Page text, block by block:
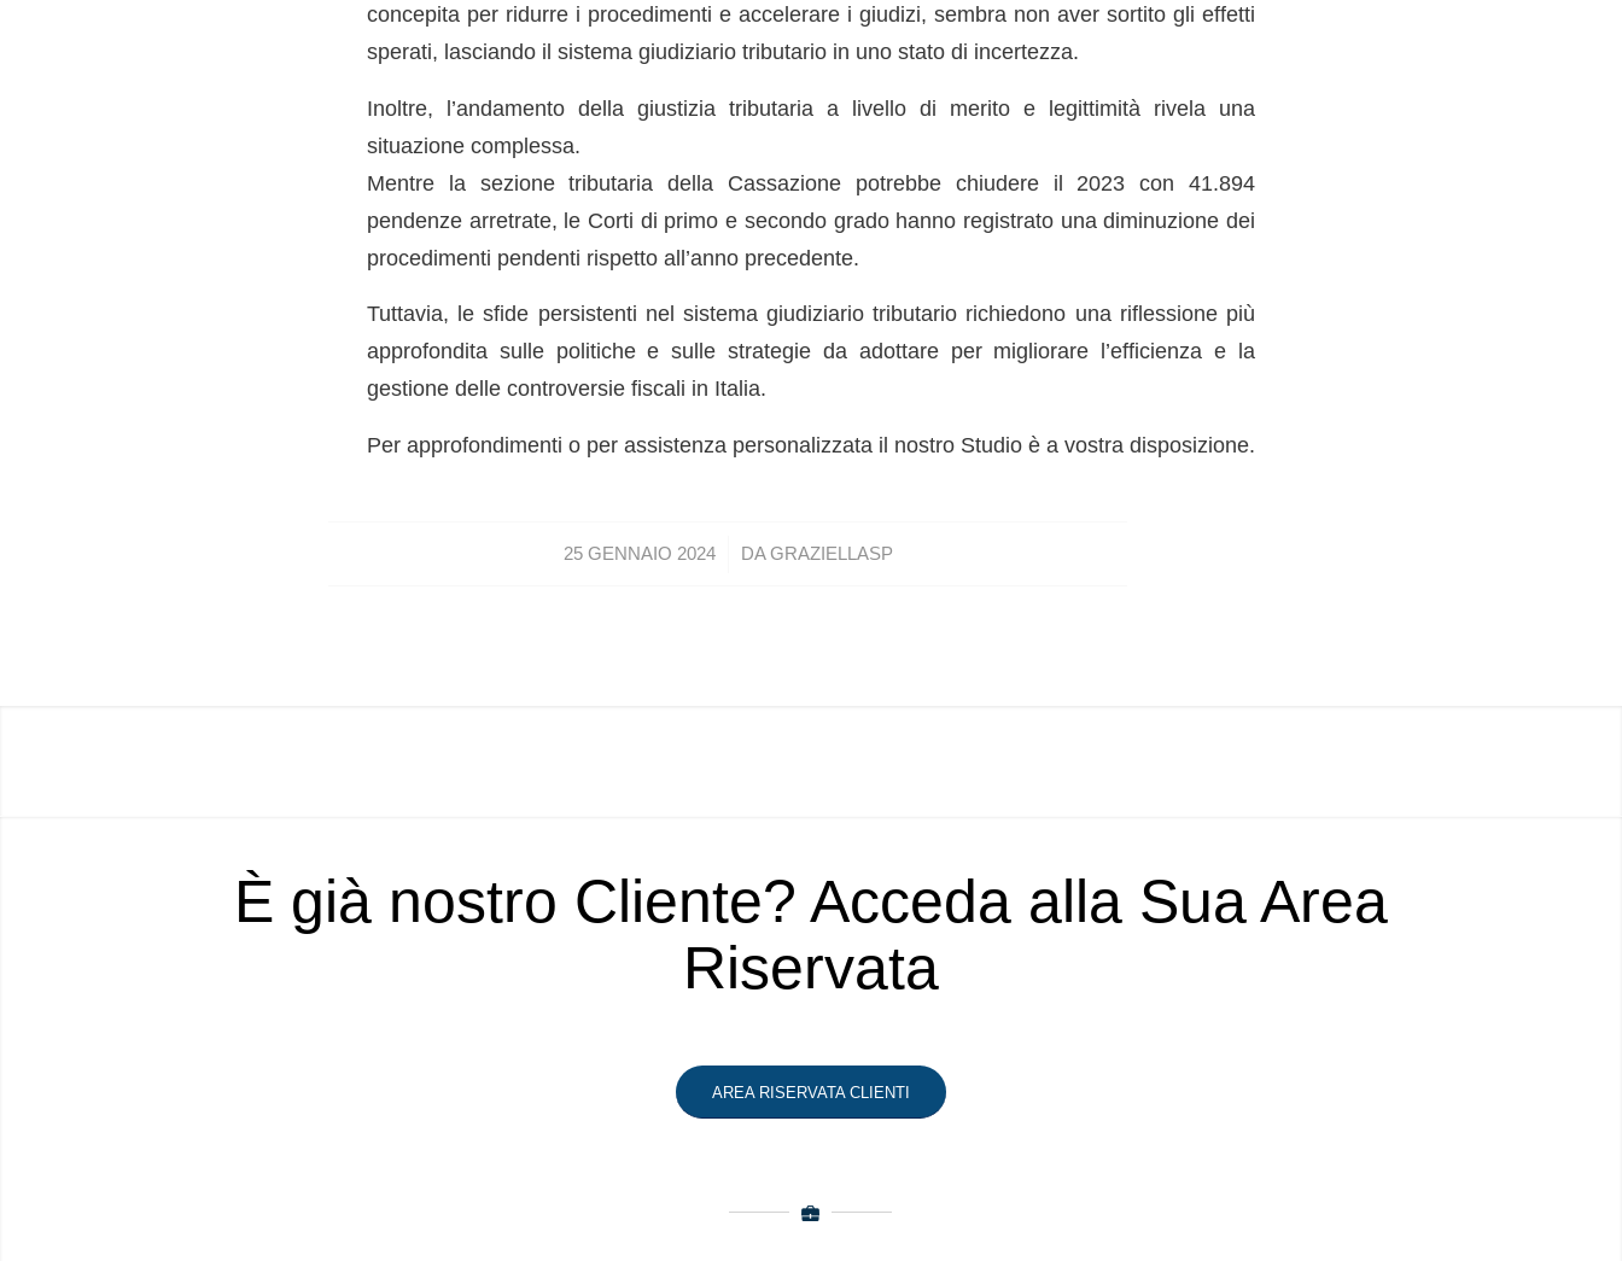
concepita per ridurre i procedimenti e accelerare i giudizi, sembra non aver sortito gli effetti
sperati, lasciando il sistema giudiziario tributario in uno stato di incertezza.
Inoltre, l’andamento della giustizia tributaria a livello di merito e legittimità rivela una
situazione complessa.
Mentre la sezione tributaria della Cassazione potrebbe chiudere il 2023 con 41.894
pendenze arretrate, le Corti di primo e secondo grado hanno registrato una diminuzione dei
procedimenti pendenti rispetto all’anno precedente.
Tuttavia, le sfide persistenti nel sistema giudiziario tributario richiedono una riflessione più
approfondita sulle politiche e sulle strategie da adottare per migliorare l’efficienza e la
gestione delle controversie fiscali in Italia.
Per approfondimenti o per assistenza personalizzata il nostro Studio è a vostra disposizione.
25 GENNAIO 2024
/ DAGRAZIELLASP
È già nostro Cliente? Acceda alla Sua Area
Riservata
AREA RISERVATA CLIENTI